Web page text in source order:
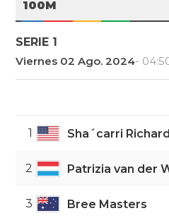
100M
SERIE 1
Viernes 02 Ago. 2024-
1 Sha´carri
2 Patrizia van der
3 Bree Masters